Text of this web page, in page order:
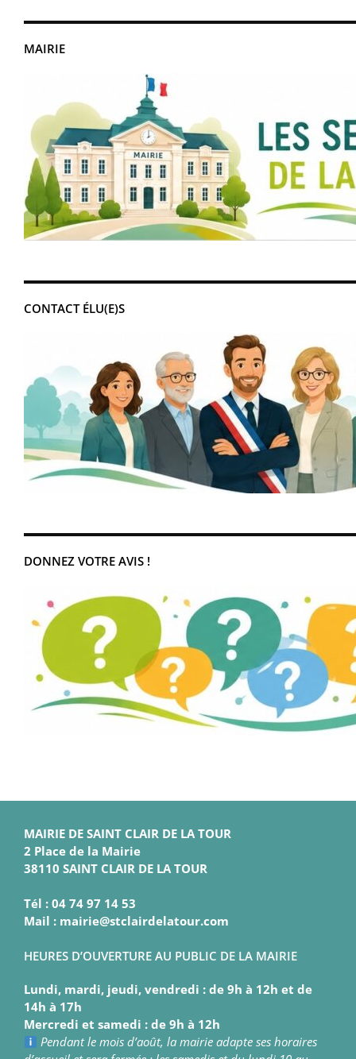
MAIRIE
CONTACT ÉLU(E)S
DONNEZ VOTRE AVIS !
MAIRIE DE SAINT CLAIR DE LA TOUR
2 Place de la Mairie
38110 SAINT CLAIR DE LA TOUR
Tél : 04 74 97 14 53
Mail : mairie@stclairdelatour.com
HEURES D’OUVERTURE AU PUBLIC DE LA MAIRIE
Lundi, mardi, jeudi, vendredi : de 9h à 12h et de
14h à 17h
Mercredi et samedi : de 9h à 12h
Pendant le mois d’août, la mairie adapte ses horaires